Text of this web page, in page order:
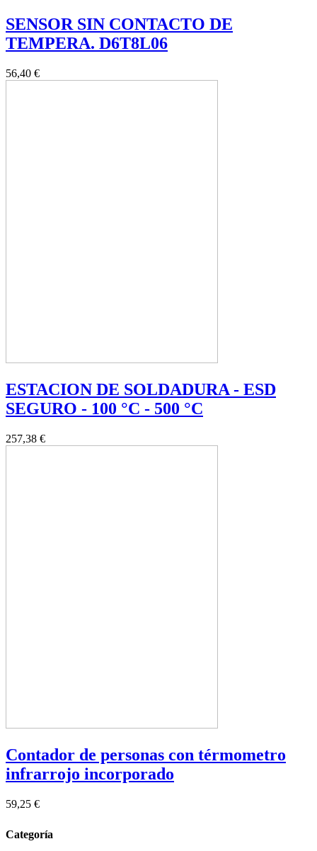
SENSOR SIN CONTACTO DE
TEMPERA. D6T8L06
56,40 €
ESTACION DE SOLDADURA - ESD
SEGURO - 100 °C - 500 °C
257,38 €
Contador de personas con térmometro
infrarrojo incorporado
59,25 €
Categoría